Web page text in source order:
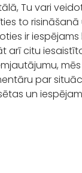
Tu vari
to
ir
arī citu
par
un